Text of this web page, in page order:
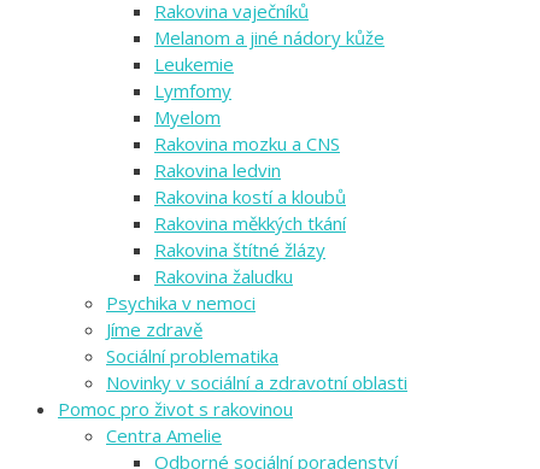
Rakovina vaječníků
Melanom a jiné nádory kůže
Leukemie
Lymfomy
Myelom
Rakovina mozku a CNS
Rakovina ledvin
Rakovina kostí a kloubů
Rakovina měkkých tkání
Rakovina štítné žlázy
Rakovina žaludku
Psychika v nemoci
Jíme zdravě
Sociální problematika
Novinky v sociální a zdravotní oblasti
Pomoc pro život s rakovinou
Centra Amelie
Odborné sociální poradenství